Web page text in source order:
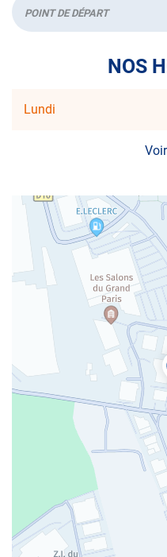
Départ
NOS
Horaires
Lundi
et
du
-
DU